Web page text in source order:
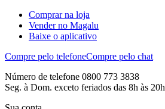
Comprar na loja
Vender no Magalu
Baixe o aplicativo
Compre pelo telefoneCompre pelo chat
Número de telefone 0800 773 3838
Seg. à Dom. exceto feriados das 8h às 20h